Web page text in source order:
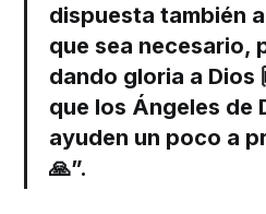
dispuesta también
que sea necesario,
dando gloria a Dios
que los Ángeles de
ayuden un poco a
🙏”.